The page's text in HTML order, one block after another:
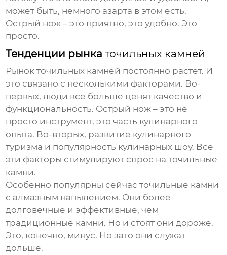
может быть, немного азарта в этом есть.
Острый нож – это приятно, это удобно. Это
просто.
Тенденции рынкаточильных камней
Рынокточильных камней постоянно растет. И
это связано с несколькими факторами. Во-
первых, люди все больше ценят качество и
функциональность. Острый нож – это не
просто инструмент, это часть кулинарного
опыта. Во-вторых, развитие кулинарного
туризма и популярность кулинарных шоу. Все
эти факторы стимулируют спрос наточильные
камни.
Особенно популярны сейчасточильные камни
с алмазным напылением. Они более
долговечные и эффективные, чем
традиционные камни. Но и стоят они дороже.
Это, конечно, минус. Но зато они служат
дольше.